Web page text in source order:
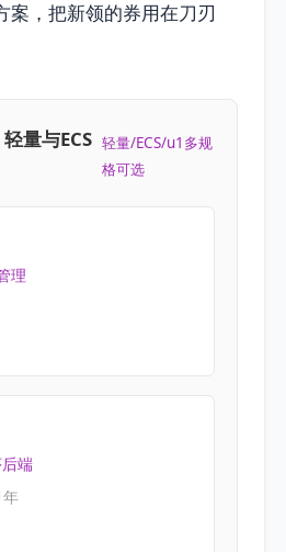
案，把新领的券用在刀刃
量与ECS 轻量/ECS/u1多规
格可选
理
端